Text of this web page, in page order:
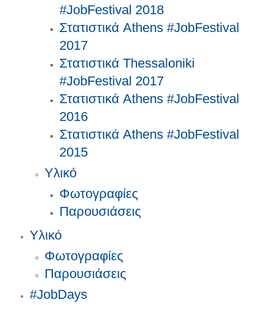
#JobFestival 2018
Στατιστικά Athens #JobFestival
2017
Στατιστικά Thessaloniki
#JobFestival 2017
Στατιστικά Athens #JobFestival
2016
Στατιστικά Athens #JobFestival
2015
Υλικό
Φωτογραφίες
Παρουσιάσεις
Υλικό
Φωτογραφίες
Παρουσιάσεις
#JobDays